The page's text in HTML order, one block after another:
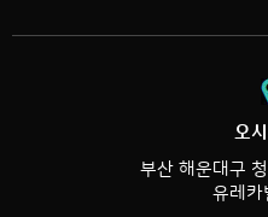
오
부산 해운대구
유레카